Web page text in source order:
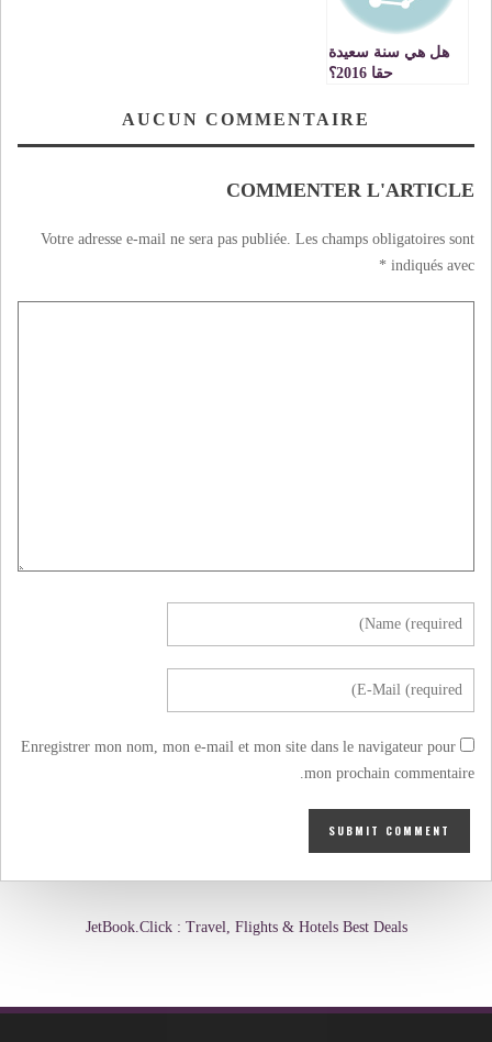
هل هي سنة سعيدة
حقا 2016؟
AUCUN COMMENTAIRE
COMMENTER L'ARTICLE
Votre adresse e-mail ne sera pas publiée. Les champs obligatoires sont
indiqués avec
*
Enregistrer mon nom, mon e-mail et mon site dans le navigateur pour
mon prochain commentaire.
JetBook.Click : Travel, Flights & Hotels Best Deals